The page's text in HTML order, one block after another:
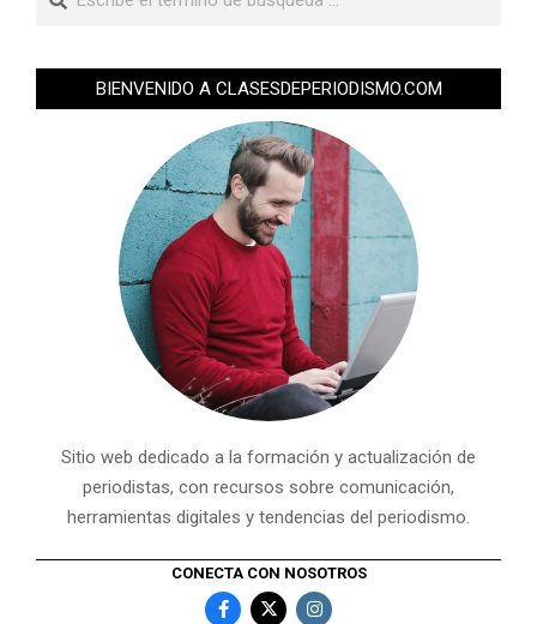
BIENVENIDO A CLASESDEPERIODISMO.COM
Sitio web dedicado a la formación y actualización de
periodistas, con recursos sobre comunicación,
herramientas digitales y tendencias del periodismo.
CONECTA CON NOSOTROS